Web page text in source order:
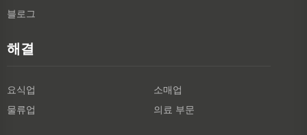
블로그
해결
요식업
소매업
물류업
의료 부문